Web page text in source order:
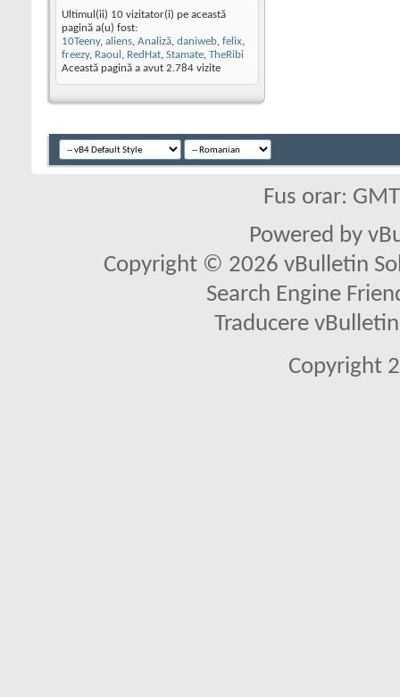
Ultimul(ii) 10 vizitator(i) pe această
pagină a(u) fost:
10Teeny, aliens, Analiză, daniweb, felix,
freezy, Raoul , RedHat, Stamate, TheRibi
Această pagină a avut 2.784 vizite
Fus orar:
Powered by
Copyright © 2026 vBulletin
Search Engine
Traducere
Copyright